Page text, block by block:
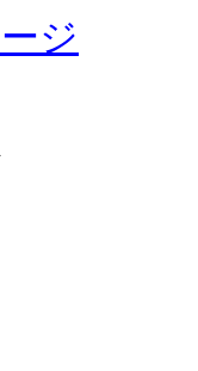
ジ